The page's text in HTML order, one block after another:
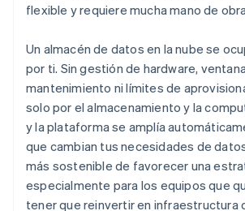
flexible y requiere mucha mano de
Un almacén de datos en la nube se
por ti. Sin gestión de hardware,
mantenimiento ni límites de
solo por el almacenamiento y la
y la plataforma se amplía
que cambian tus necesidades de
más sostenible de favorecer una
especialmente para los equipos que
tener que reinvertir en infraestructura